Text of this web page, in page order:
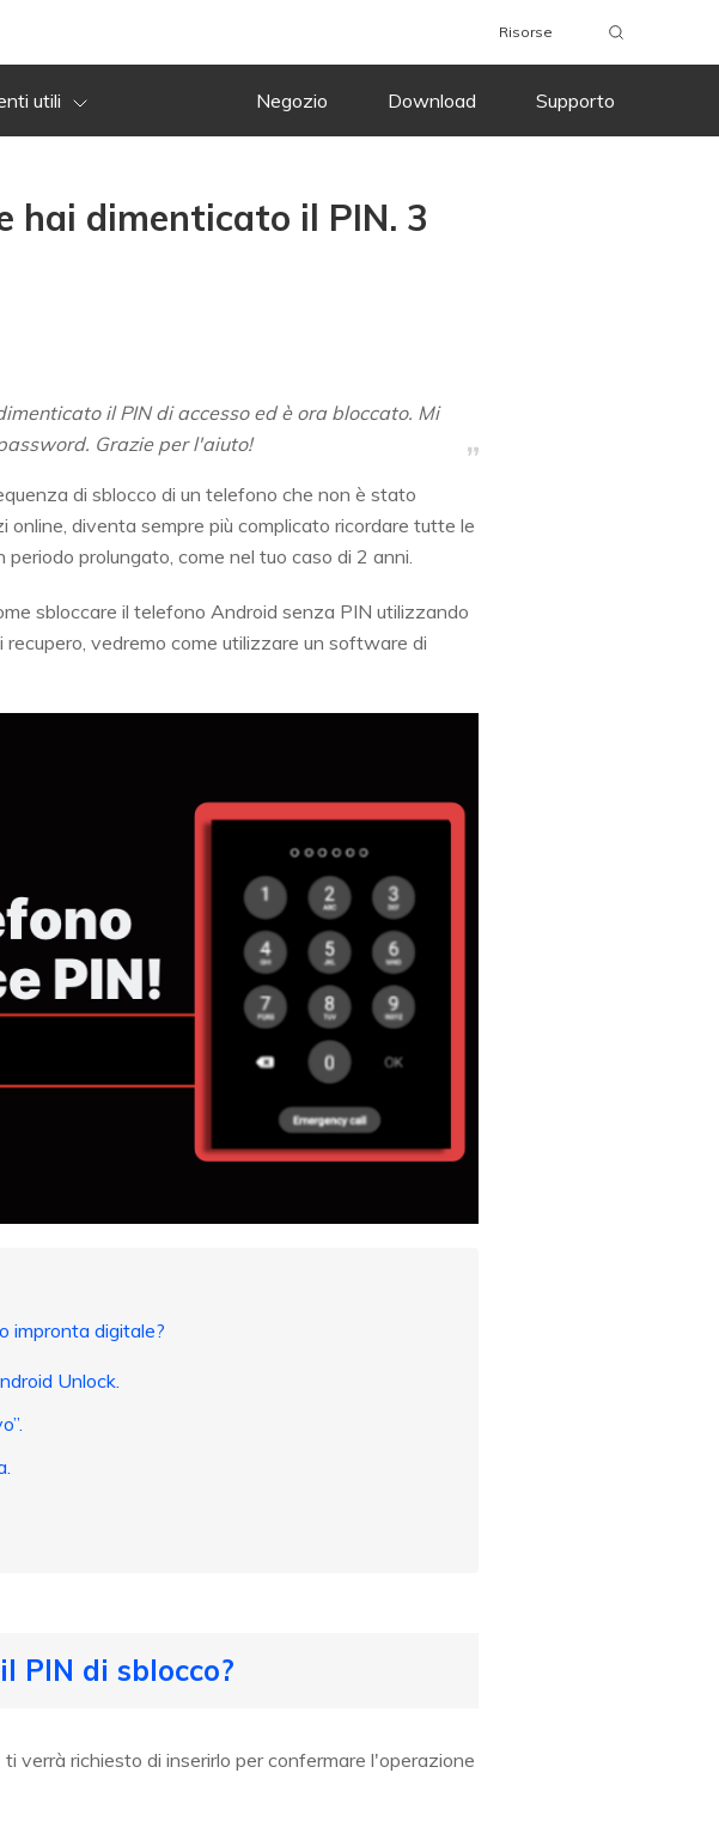
Risorse
utili Negozio Download Supporto
hai dimenticato il PIN. 3
il PIN di accesso ed è ora bloccato. Mi
Grazie per l'aiuto!
di sblocco di un telefono che non è stato
diventa sempre più complicato ricordare tutte le
prolungato, come nel tuo caso di 2 anni.
sbloccare il telefono Android senza PIN utilizzando
vedremo come utilizzare un software di
impronta digitale?
Unlock.
PIN di sblocco?
verrà richiesto di inserirlo per confermare l'operazione